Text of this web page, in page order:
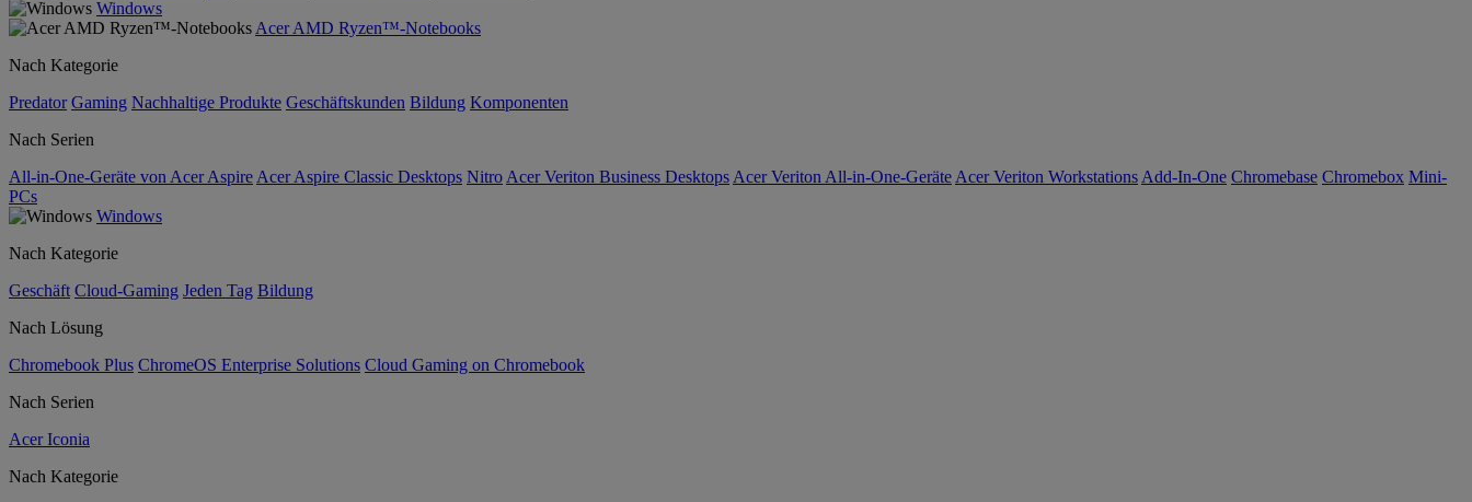
Windows
Acer AMD Ryzen™-Notebooks
Nach Kategorie
Predator Gaming Nachhaltige Produkte Geschäftskunden Bildung Komponenten
Nach Serien
All-in-One-Geräte von Acer Aspire Acer Aspire Classic Desktops Nitro Acer Veriton Business Desktops Acer Veriton All-in-One-Geräte Acer Veriton Workstations Add-In-One Chromebase Chromebox Mini-
PCs
Windows
Nach Kategorie
Geschäft Cloud-Gaming Jeden Tag Bildung
Nach Lösung
Chromebook Plus ChromeOS Enterprise Solutions Cloud Gaming on Chromebook
Nach Serien
Acer Iconia
Nach Kategorie